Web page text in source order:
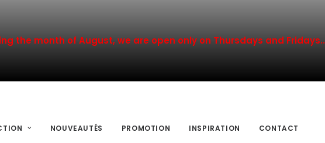
the month of August, we are open only on Thursdays and Fridays..
NOUVEAUTÉS PROMOTION INSPIRATION CONTACT